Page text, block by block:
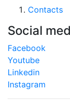
Contacts
Social
Facebook
Youtube
Linkedin
Instagram